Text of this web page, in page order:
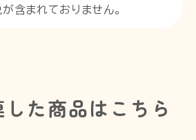
含まれておりません。
した商品はこちら